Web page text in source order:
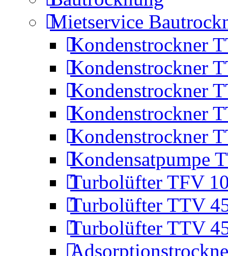
Mietservice
Kondenstrockner
Kondenstrockner
Kondenstrockner
Kondenstrockner
Kondenstrockner
Kondensatpumpe
Turbolüfter TFV
Turbolüfter TTV
Turbolüfter TTV